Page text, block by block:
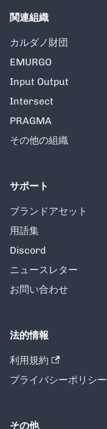
関連組織
カルダノ財団
EMURGO
Input Output
Intersect
PRAGMA
その他の組織
サポート
ブランドアセット
用語集
Discord
ニュースレター
お問い合わせ
法的情報
利用規約
プライバシーポリシー
その他